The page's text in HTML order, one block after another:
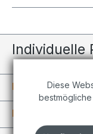
Individuelle
Informationen
Kundenkonto
Diese